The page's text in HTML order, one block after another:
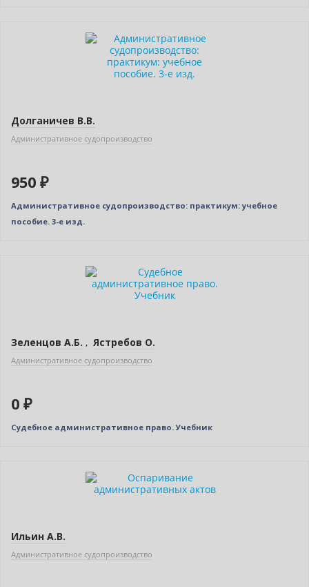
Долганичев В.В.
Административное судопроизводство
950 ₽
Административное судопроизводство: практикум: учебное
пособие. 3-е изд.
Зеленцов А.Б. , Ястребов О.
Административное судопроизводство
0 ₽
Судебное административное право. Учебник
Ильин А.В.
Административное судопроизводство